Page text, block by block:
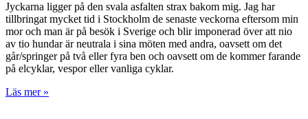
Jyckarna ligger på den svala asfalten strax bakom mig. Jag har
tillbringat mycket tid i Stockholm de senaste veckorna eftersom min
mor och man är på besök i Sverige och blir imponerad över att nio
av tio hundar är neutrala i sina möten med andra, oavsett om det
går/springer på två eller fyra ben och oavsett om de kommer farande
på elcyklar, vespor eller vanliga cyklar.
Läs mer »